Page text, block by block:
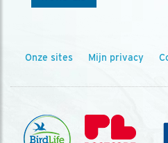
Onze sites Mijn privacy